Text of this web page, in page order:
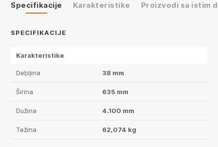
Specifikacije Karakteristike Proizvodi sa istim
SPECIFIKACIJE
Karakteristike
Debljina 38 mm
Širina 635 mm
Dužina 4.100 mm
Težina 62,074 kg